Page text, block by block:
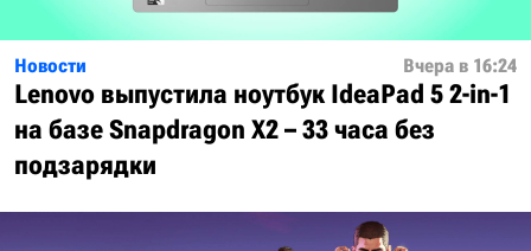
Новости Вчера в 16:24
Lenovo выпустила ноутбук IdeaPad 5 2-in-1
на базе Snapdragon X2 – 33 часа без
подзарядки